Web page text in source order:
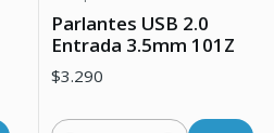
Parlantes USB 2.0
Entrada 3.5mm 101Z
$3.290